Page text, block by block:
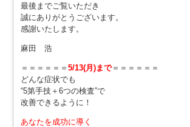
最後までご覧いただき
誠にありがとうございます。
感謝いたします。
麻田 浩
＝＝＝＝＝＝ 5/13(月)まで＝＝＝＝＝＝
どんな症状でも
“5第手技＋6つの検査”で
改善できるように！
あなたを成功に導く